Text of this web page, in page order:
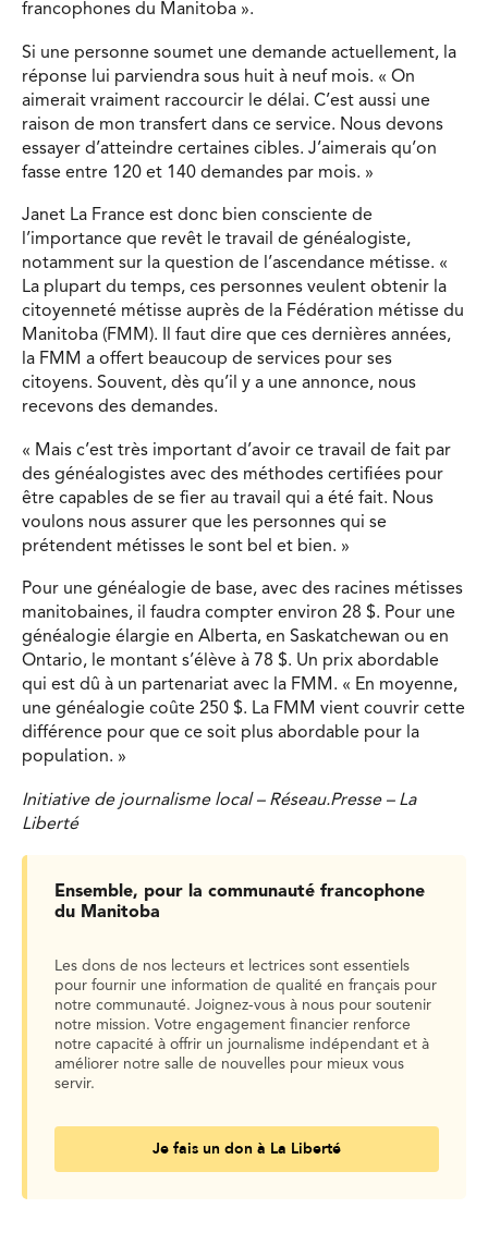
francophones du Manitoba ».
Si une personne soumet une demande actuellement, la
réponse lui parviendra sous huit à neuf mois. « On
aimerait vraiment raccourcir le délai. C’est aussi une
raison de mon transfert dans ce service. Nous devons
essayer d’atteindre certaines cibles. J’aimerais qu’on
fasse entre 120 et 140 demandes par mois. »
Janet La France est donc bien consciente de
l’importance que revêt le travail de généalogiste,
notamment sur la question de l’ascendance métisse. «
La plupart du temps, ces personnes veulent obtenir la
citoyenneté métisse auprès de la Fédération métisse du
Manitoba (FMM). Il faut dire que ces dernières années,
la FMM a offert beaucoup de services pour ses
citoyens. Souvent, dès qu’il y a une annonce, nous
recevons des demandes.
« Mais c’est très important d’avoir ce travail de fait par
des généalogistes avec des méthodes certifiées pour
être capables de se fier au travail qui a été fait. Nous
voulons nous assurer que les personnes qui se
prétendent métisses le sont bel et bien. »
Pour une généalogie de base, avec des racines métisses
manitobaines, il faudra compter environ 28 $. Pour une
généalogie élargie en Alberta, en Saskatchewan ou en
Ontario, le montant s’élève à 78 $. Un prix abordable
qui est dû à un partenariat avec la FMM. « En moyenne,
une généalogie coûte 250 $. La FMM vient couvrir cette
différence pour que ce soit plus abordable pour la
population. »
Initiative de journalisme local – Réseau.Presse – La
Liberté
Ensemble, pour la communauté francophone
du Manitoba
Les dons de nos lecteurs et lectrices sont essentiels
pour fournir une information de qualité en français pour
notre communauté. Joignez-vous à nous pour soutenir
notre mission. Votre engagement financier renforce
notre capacité à offrir un journalisme indépendant et à
améliorer notre salle de nouvelles pour mieux vous
servir.
Je fais un don à La Liberté